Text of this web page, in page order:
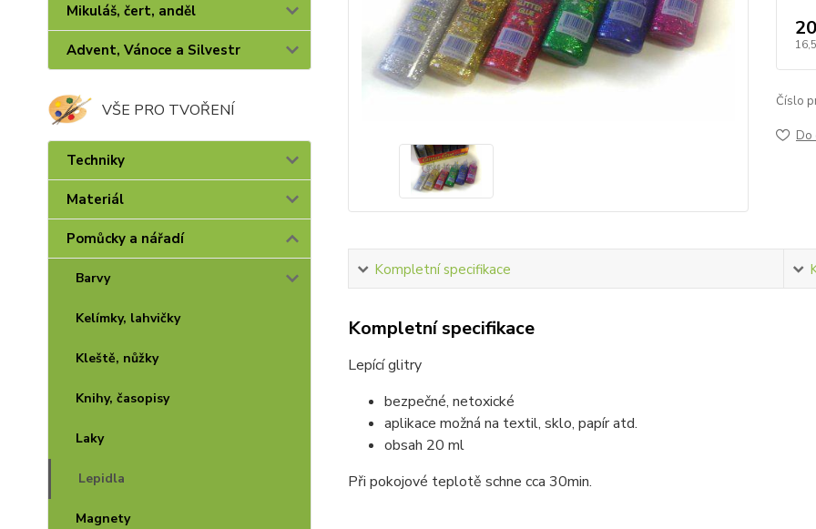
Mikuláš, čert, anděl
Advent, Vánoce a Silvestr
VŠE PRO TVOŘENÍ
Techniky
Materiál
Pomůcky a nářadí
Barvy
Kelímky, lahvičky
Kleště, nůžky
Knihy, časopisy
Laky
Lepidla
Magnety
Číslo
Do
Kompletní specifikace
Kompletní specifikace
Lepící glitry
bezpečné, netoxické
aplikace možná na textil, sklo, papír atd.
obsah 20 ml
Při pokojové teplotě schne cca 30min.